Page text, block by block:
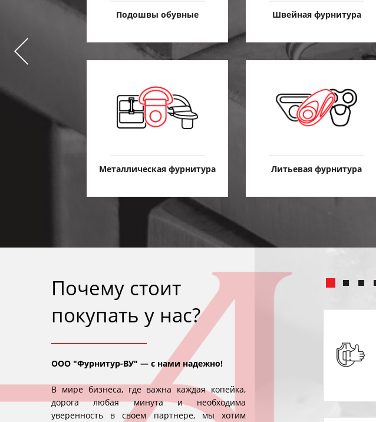
Подошвы обувные
Металлическая фурнитура
Швейная фурнитура
Литьевая фурнитура
Почему стоит
покупать у нас?
ООО "Фурнитур-ВУ" — с нами надежно!
В мире бизнеса, где важна каждая копейка,
дорога любая минута и необходима
уверенность в своем партнере, мы хотим
наш
Гарантия
Не слышали про гарантию на
фурнитуру? А она существует!